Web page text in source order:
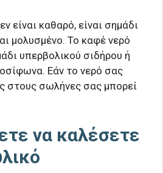
είναι καθαρό, είναι σημάδι
μολυσμένο. Το καφέ νερό
υπερβολικού σιδήρου ή
Εάν το νερό σας
στους σωλήνες σας μπορεί
να καλέσετε